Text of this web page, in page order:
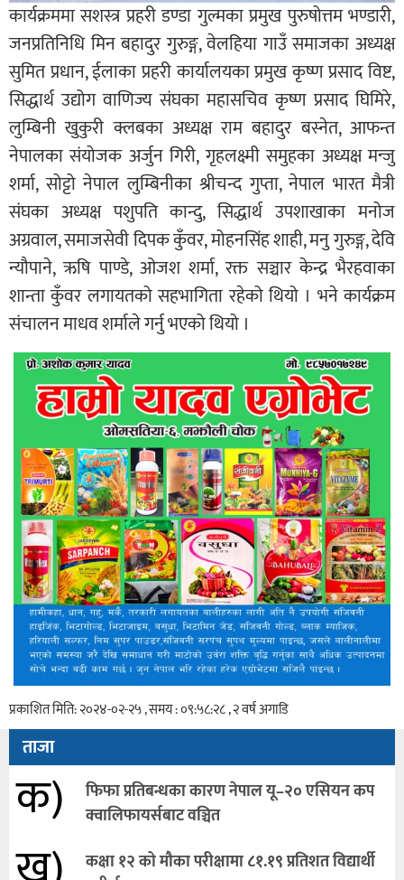
कार्यक्रममा सशस्त्र प्रहरी डण्डा गुल्मका प्रमुख पुरुषोत्तम भण्डारी,
जनप्रतिनिधि मिन बहादुर गुरुङ्ग, वेलहिया गाउँ समाजका अध्यक्ष
सुमित प्रधान, ईलाका प्रहरी कार्यालयका प्रमुख कृष्ण प्रसाद विष्ट,
सिद्धार्थ उद्योग वाणिज्य संघका महासचिव कृष्ण प्रसाद घिमिरे,
लुम्बिनी खुकुरी क्लबका अध्यक्ष राम बहादुर बस्नेत, आफन्त
नेपालका संयोजक अर्जुन गिरी, गृहलक्ष्मी समुहका अध्यक्ष मन्जु
शर्मा, सोट्टो नेपाल लुम्बिनीका श्रीचन्द गुप्ता, नेपाल भारत मैत्री
संघका अध्यक्ष पशुपति कान्दु, सिद्धार्थ उपशाखाका मनोज
अग्रवाल, समाजसेवी दिपक कुँवर, मोहनसिंह शाही, मनु गुरुङ्ग, देवि
न्यौपाने, ऋषि पाण्डे, ओजश शर्मा, रक्त सञ्चार केन्द्र भैरहवाका
शान्ता कुँवर लगायतको सहभागिता रहेको थियो । भने कार्यक्रम
संचालन माधव शर्माले गर्नु भएको थियो ।
प्रकाशित मिति: २०२४-०२-२५ , समय : ०९:५८:२८ , २ वर्ष अगाडि
ताजा
क)
फिफा प्रतिबन्धका कारण नेपाल यू–२० एसियन कप
क्वालिफायर्सबाट वञ्चित
कक्षा १२ को मौका परीक्षामा ८१.१९ प्रतिशत विद्यार्थी